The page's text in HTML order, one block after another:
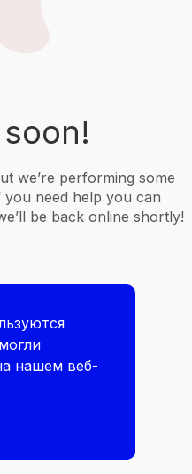
нашем веб-
we’re performing some
you need help you can
be back online shortly!